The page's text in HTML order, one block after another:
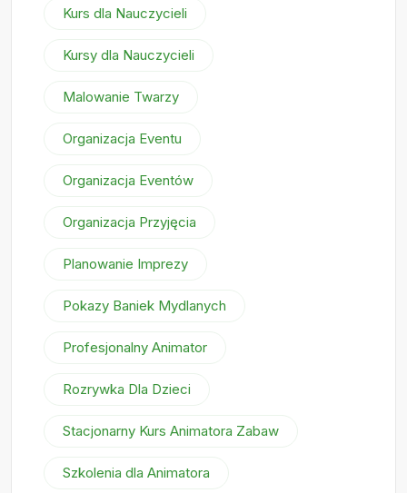
Kurs dla Nauczycieli
Kursy dla Nauczycieli
Malowanie Twarzy
Organizacja Eventu
Organizacja Eventów
Organizacja Przyjęcia
Planowanie Imprezy
Pokazy Baniek Mydlanych
Profesjonalny Animator
Rozrywka Dla Dzieci
Stacjonarny Kurs Animatora Zabaw
Szkolenia dla Animatora